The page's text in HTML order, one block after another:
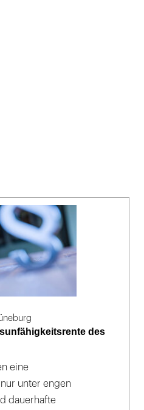
des
eine
unter engen
dauerhafte